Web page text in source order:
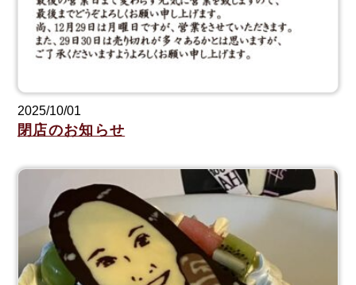
2025/10/01
閉店のお知らせ